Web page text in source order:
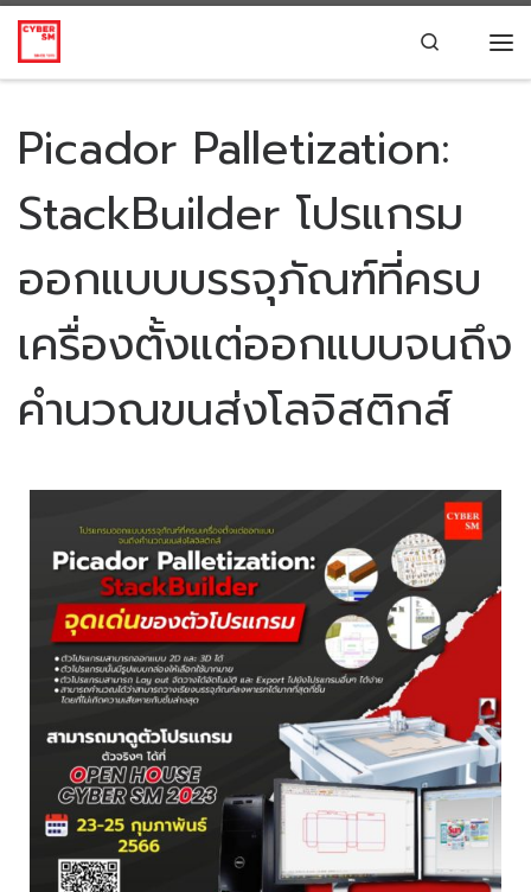
Skip to content Search
Picador Palletization:
StackBuilder โปรแกรม
ออกแบบบรรจุภัณฑ์ที่ครบ
เครื่องตั้งแต่ออกแบบจนถึง
คำนวณขนส่งโลจิสติกส์